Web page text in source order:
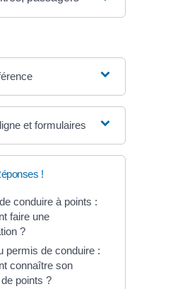
et formulaires
!
conduire à points :
faire une
?
permis de conduire :
connaître son
points ?